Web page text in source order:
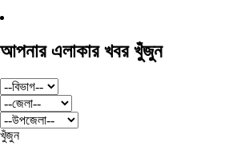
আপনার এলাকার খবর খুঁজুন
খুঁজুন